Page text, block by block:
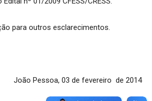
para outros esclarecimentos.
João Pessoa, 03 de fevereiro de 2014